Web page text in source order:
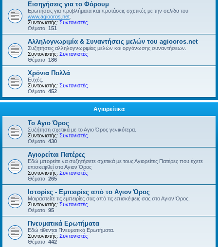
Εισηγήσεις για το Φόρουμ
Ερωτήσεις για προβλήματα και προτάσεις σχετικές με την σελίδα του
www.agiooros.net
Συντονιστής: Συντονιστές
Θέματα: 151
Αλληλογνωριμία & Συναντήσεις μελών του agiooros.net
Συζητήσεις αλληλογνωριμίας μελών και οργάνωσης συναντήσεων.
Συντονιστής: Συντονιστές
Θέματα: 186
Χρόνια Πολλά
Ευχές.
Συντονιστής: Συντονιστές
Θέματα: 452
Αγιορείτικα
Το Αγιο Όρος
Συζήτηση σχετικά με το Αγιο Όρος γενικότερα.
Συντονιστής: Συντονιστές
Θέματα: 430
Αγιορείται Πατέρες
Εδώ μπορείτε να συζητήσετε σχετικά με τους Αγιορείτες Πατέρες που έχετε
επισκεφθεί στο Αγιον Όρος
Συντονιστής: Συντονιστές
Θέματα: 265
Ιστορίες - Εμπειρίες από το Αγιον Όρος
Μοιραστείτε τις εμπειρίες σας από τις επισκέψεις σας στο Αγιον Όρος.
Συντονιστής: Συντονιστές
Θέματα: 95
Πνευματικά Ερωτήματα
Εδώ τίθενται Πνευματικά Ερωτήματα.
Συντονιστής: Συντονιστές
Θέματα: 442